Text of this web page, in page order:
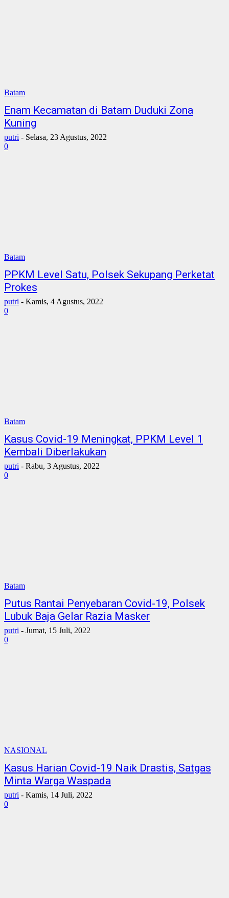
Batam
Enam Kecamatan di Batam Duduki Zona
Kuning
putri - Selasa, 23 Agustus, 2022
0
Batam
PPKM Level Satu, Polsek Sekupang Perketat
Prokes
putri - Kamis, 4 Agustus, 2022
0
Batam
Kasus Covid-19 Meningkat, PPKM Level 1
Kembali Diberlakukan
putri - Rabu, 3 Agustus, 2022
0
Batam
Putus Rantai Penyebaran Covid-19, Polsek
Lubuk Baja Gelar Razia Masker
putri - Jumat, 15 Juli, 2022
0
NASIONAL
Kasus Harian Covid-19 Naik Drastis, Satgas
Minta Warga Waspada
putri - Kamis, 14 Juli, 2022
0